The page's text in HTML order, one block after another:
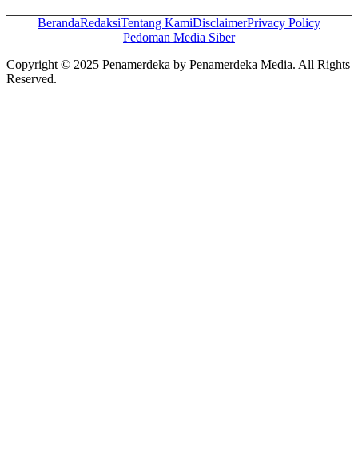
BerandaRedaksiTentang KamiDisclaimerPrivacy Policy
Pedoman Media Siber
Copyright © 2025 Penamerdeka by Penamerdeka Media. All Rights
Reserved.